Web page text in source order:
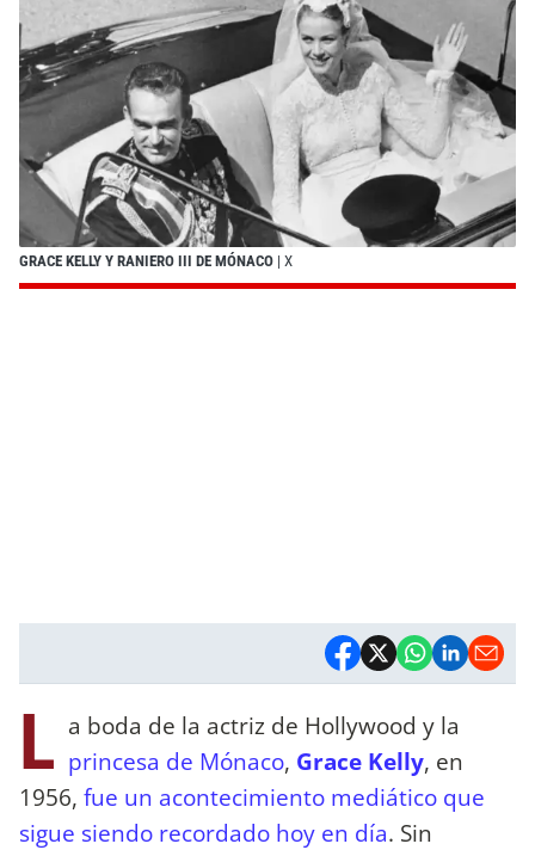
GRACE KELLY Y RANIERO III DE MÓNACO | X
L a boda de la actriz de Hollywood y la
princesa de Mónaco, Grace Kelly, en
1956, fue un acontecimiento mediático que
sigue siendo recordado hoy en día. Sin